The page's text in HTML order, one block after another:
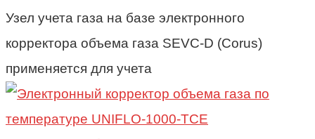
Узел учета газа на базе электронного
корректора объема газа SEVC-D (Corus)
применяется для учета